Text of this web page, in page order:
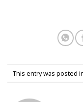
This entry was posted